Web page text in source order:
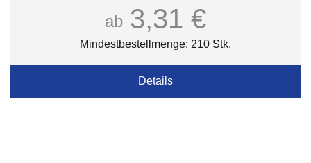
ab 3,31 €
Mindestbestellmenge: 210 Stk.
Details